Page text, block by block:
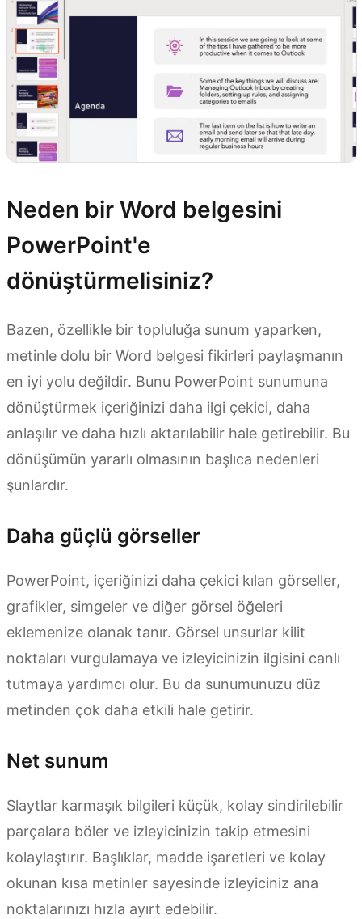
Neden bir Word belgesini
PowerPoint'e
dönüştürmelisiniz?
Bazen, özellikle bir topluluğa sunum yaparken,
metinle dolu bir Word belgesi fikirleri paylaşmanın
en iyi yolu değildir. Bunu PowerPoint sunumuna
dönüştürmek içeriğinizi daha ilgi çekici, daha
anlaşılır ve daha hızlı aktarılabilir hale getirebilir. Bu
dönüşümün yararlı olmasının başlıca nedenleri
şunlardır.
Daha güçlü görseller
PowerPoint, içeriğinizi daha çekici kılan görseller,
grafikler, simgeler ve diğer görsel öğeleri
eklemenize olanak tanır. Görsel unsurlar kilit
noktaları vurgulamaya ve izleyicinizin ilgisini canlı
tutmaya yardımcı olur. Bu da sunumunuzu düz
metinden çok daha etkili hale getirir.
Net sunum
Slaytlar karmaşık bilgileri küçük, kolay sindirilebilir
parçalara böler ve izleyicinizin takip etmesini
kolaylaştırır. Başlıklar, madde işaretleri ve kolay
okunan kısa metinler sayesinde izleyiciniz ana
noktalarınızı hızla ayırt edebilir.